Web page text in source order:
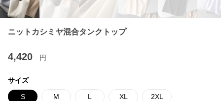
ニットカシミヤ混合タンクトップ
4,420 円
サイズ
S M L XL 2XL